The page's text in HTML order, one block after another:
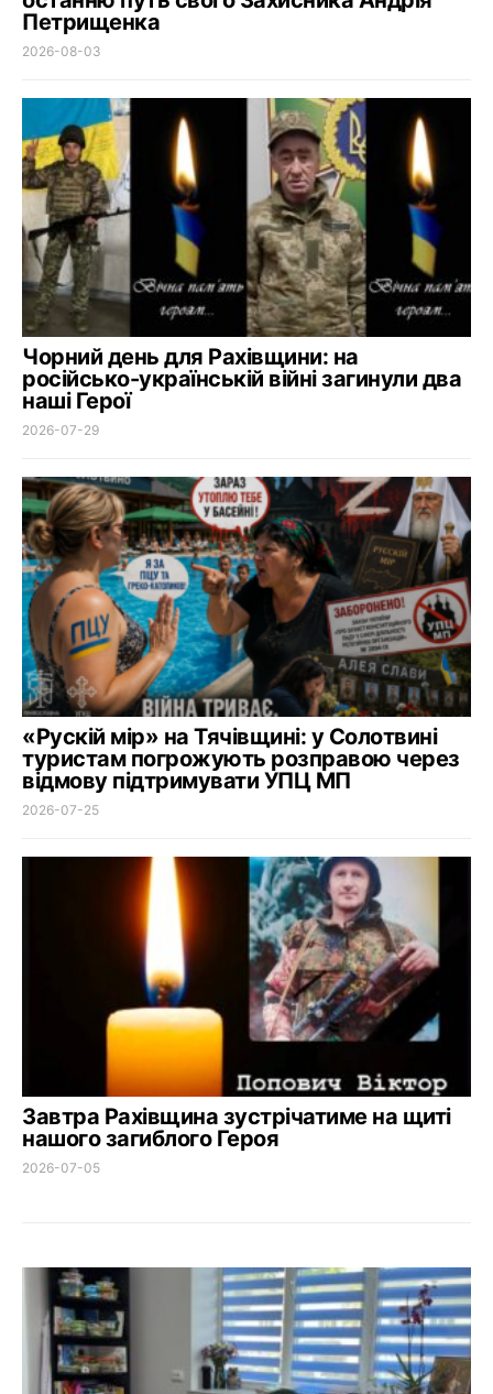
Петрищенка
2026-08-03
Чорний день для Рахівщини: на
російсько-українській війні загинули два
наші Герої
2026-07-29
«Рускій мір» на Тячівщині: у Солотвині
туристам погрожують розправою через
відмову підтримувати УПЦ МП
2026-07-25
Завтра Рахівщина зустрічатиме на щиті
нашого загиблого Героя
2026-07-05